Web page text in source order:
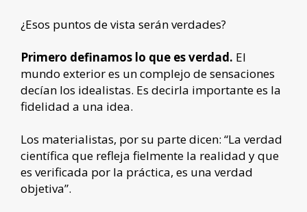
¿Esos puntos de vista serán verdades?
Primero definamos lo que es verdad. El
mundo exterior es un complejo de sensaciones
decían los idealistas. Es decirla importante es la
fidelidad a una idea.
Los materialistas, por su parte dicen: “La verdad
científica que refleja fielmente la realidad y que
es verificada por la práctica, es una verdad
objetiva”.